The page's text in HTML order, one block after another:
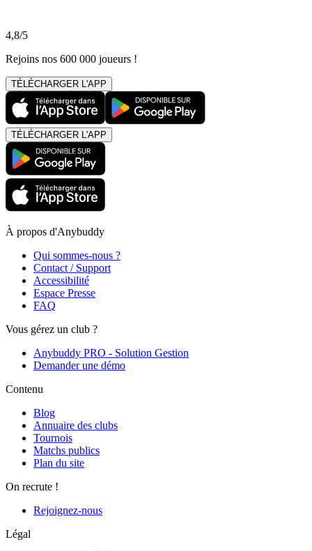
4,8/5
Rejoins nos 600 000 joueurs !
TÉLÉCHARGER L'APP
TÉLÉCHARGER L'APP
À propos d'Anybuddy
Qui sommes-nous ?
Contact / Support
Accessibilité
Espace Presse
FAQ
Vous gérez un club ?
Anybuddy PRO - Solution Gestion
Demander une démo
Contenu
Blog
Annuaire des clubs
Tournois
Matchs publics
Plan du site
On recrute !
Rejoignez-nous
Légal